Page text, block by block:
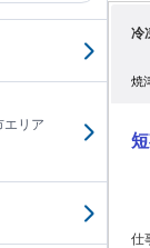
エリア
冷
焼
仕